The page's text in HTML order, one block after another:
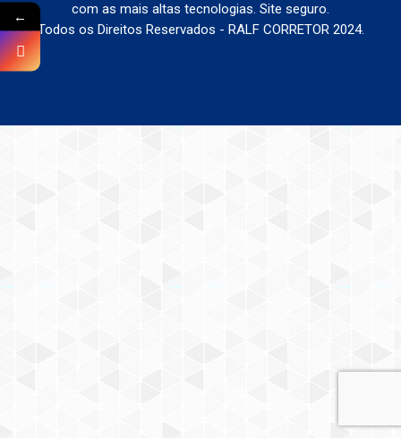
com as mais altas tecnologias. Site seguro.
Todos os Direitos Reservados - RALF CORRETOR 2024.
←